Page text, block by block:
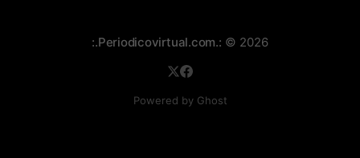
:.Periodicovirtual.com.: © 2026
Powered by Ghost